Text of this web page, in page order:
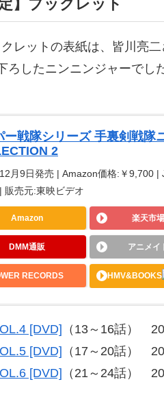
】ブックレット
レットの表紙は、皆川亮
ろしたニンニンジャーでし
ー戦隊シリーズ 手裏剣戦隊
2
月9日発売 | Amazon価格:￥9,700
販売元:東映ビデオ
Amazon 楽天市場
DMM通販 アニメイ
RECORDS HMV&BOOKS
[DVD] （13～16話）
[DVD] （17～20話）
[DVD] （21～24話）